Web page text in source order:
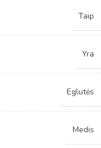
Taip
Yra
Eglutės
Medis